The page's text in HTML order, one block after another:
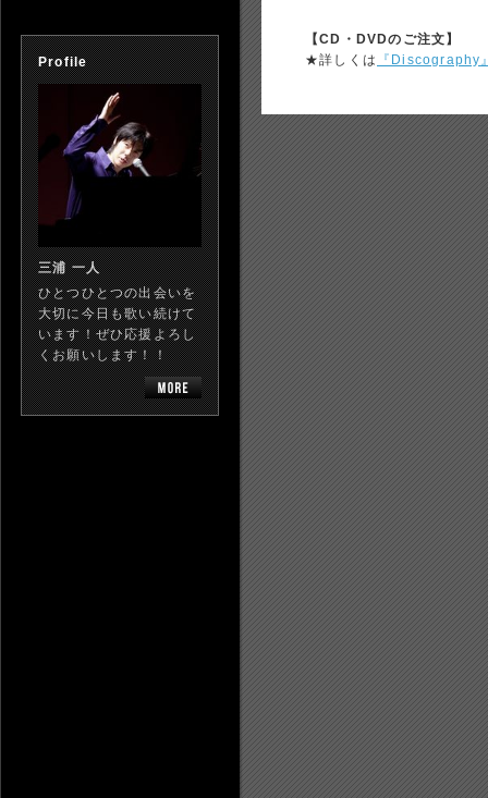
Profile
三浦 一人
ひとつひとつの出会いを
大切に今日も歌い続けて
います！ぜひ応援よろし
くお願いします！！
【CD・DVDのご注文】
★詳しくは
『Discography